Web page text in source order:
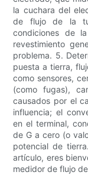
la cuchara del
de flujo de la
condiciones de
revestimiento
problema. 5.
puesta a tierra,
como sensores,
(como fugas),
causados ​​por el
influencia; el
en el terminal,
de G a cero (o
potencial de
artículo, eres
medidor de flujo